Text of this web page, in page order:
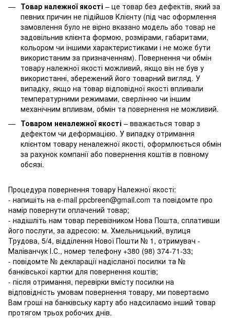
Товар належної якості – це товар без дефектів, який за
певних причин не підійшов Клієнту (під час оформлення
замовлення було не вірно вказано модель або товар не
задовільнив клієнта формою, розмірами, габаритами,
кольором чи іншими характеристиками і не може бути
використаним за призначенням). Повернення чи обмін
товару належної якості можливий, якщо він не був у
використанні, збережений його товарний вигляд. У
випадку, якщо на товар відповідної якості впливали
температурними режимами, сверлінню чи іншим
механічним впливам, обмін та повернення не можливий.
Товаром неналежної якості – вважається товар з
дефектом чи деформацією. У випадку отримання
клієнтом товару неналежної якості, оформлюється обмін
за рахунок компанії або повернення коштів в повному
обсязі.
Процедура повернення товару Належної якості:
- напишіть на e-mail ppcbreen@gmail.com та повідомте про
намір повернути оплачений товар;
- надішліть нам товар перевізником Нова Пошта, сплативши
його послуги, за адресою: м. Хмельницький, вулиця
Трудова, 5/4, відділення Нової Пошти № 1, отримувач -
Маліванчук І.С., номер телефону +380 (98) 374-71-33;
- повідомте № декларації надісланої посилки та №
банківської картки для повернення коштів;
- після отримання, перевірки вмісту посилки на
відповідність умовам повернення товару, ми повертаємо
Вам гроші на банківську карту або надсилаємо інший товар
протягом трьох робочих днів.